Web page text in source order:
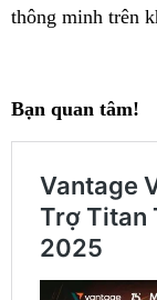
thông minh trên
Bạn quan tâm!